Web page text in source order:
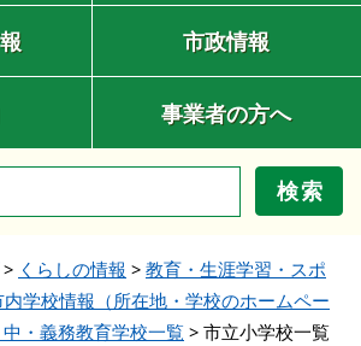
市政情報
事業者の方へ
検索
> くらしの情報 > 教育・生涯学習・スポ
内学校情報（所在地・学校のホームペー
・義務教育学校一覧 > 市立小学校一覧